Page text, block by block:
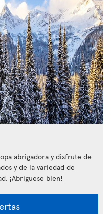
abrigadora y disfrute de
y de la variedad de
¡Abríguese bien!